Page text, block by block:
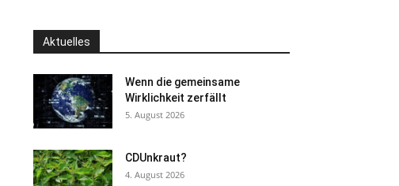
Aktuelles
Wenn die gemeinsame
Wirklichkeit zerfällt
5. August 2026
CDUnkraut?
4. August 2026